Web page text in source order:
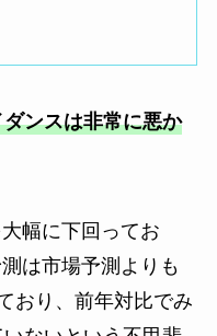
ンスは非常に悪か
幅に下回ってお
は市場予測よりも
おり、前年対比でみ